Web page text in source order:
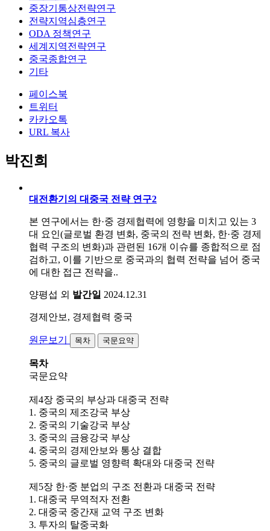
중장기통상전략연구
전략지역심층연구
ODA 정책연구
세계지역전략연구
중국종합연구
기타
페이스북
트위터
카카오톡
URL 복사
박진희
대전환기의 대중국 전략 연구2
본 연구에서는 한·중 경제협력에 영향을 미치고 있는 3
대 요인(글로벌 환경 변화, 중국의 전략 변화, 한·중 경제
협력 구조의 변화)과 관련된 16개 이슈를 종합적으로 점
검하고, 이를 기반으로 중국과의 협력 전략을 넘어 중국
에 대한 접근 전략을..
양평섭 외 발간일 2024.12.31
경제안보, 경제협력 중국
원문보기 목차 국문요약
목차
국문요약
제4장 중국의 부상과 대중국 전략
1. 중국의 제조강국 부상
2. 중국의 기술강국 부상
3. 중국의 금융강국 부상
4. 중국의 경제안보와 통상 결합
5. 중국의 글로벌 영향력 확대와 대중국 전략
제5장 한·중 분업의 구조 전환과 대중국 전략
1. 대중국 무역적자 전환
2. 대중국 중간재 교역 구조 변화
3. 투자의 탈중국화